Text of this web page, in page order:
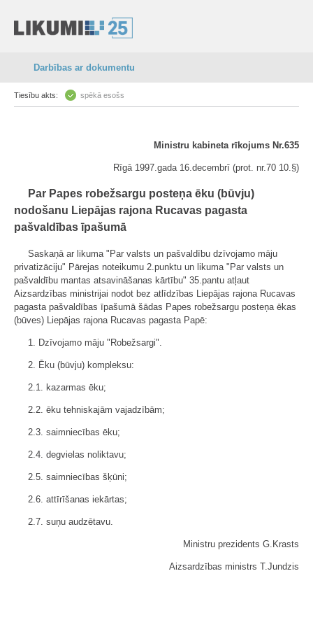
Darbības ar dokumentu
Tiesību akts: spēkā esošs
Ministru kabineta rīkojums Nr.635
Rīgā 1997.gada 16.decembrī (prot. nr.70 10.§)
Par Papes robežsargu posteņa ēku (būvju)
nodošanu Liepājas rajona Rucavas pagasta
pašvaldības īpašumā
Saskaņā ar likuma "Par valsts un pašvaldību dzīvojamo māju
privatizāciju" Pārejas noteikumu 2.punktu un likuma "Par valsts un
pašvaldību mantas atsavināšanas kārtību" 35.pantu atļaut
Aizsardzības ministrijai nodot bez atlīdzības Liepājas rajona Rucavas
pagasta pašvaldības īpašumā šādas Papes robežsargu posteņa ēkas
(būves) Liepājas rajona Rucavas pagasta Papē:
1. Dzīvojamo māju "Robežsargi".
2. Ēku (būvju) kompleksu:
2.1. kazarmas ēku;
2.2. ēku tehniskajām vajadzībām;
2.3. saimniecības ēku;
2.4. degvielas noliktavu;
2.5. saimniecības šķūni;
2.6. attīrīšanas iekārtas;
2.7. suņu audzētavu.
Ministru prezidents G.Krasts
Aizsardzības ministrs T.Jundzis